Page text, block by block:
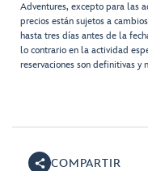
Adventures, excepto para las
precios están sujetos a
hasta tres días antes de la
lo contrario en la actividad
reservaciones son definitivas y
COMPARTIR